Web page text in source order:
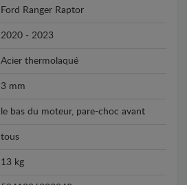
Ford Ranger Raptor
2020 - 2023
Acier thermolaqué
3 mm
le bas du moteur, pare-choc avant
tous
13 kg